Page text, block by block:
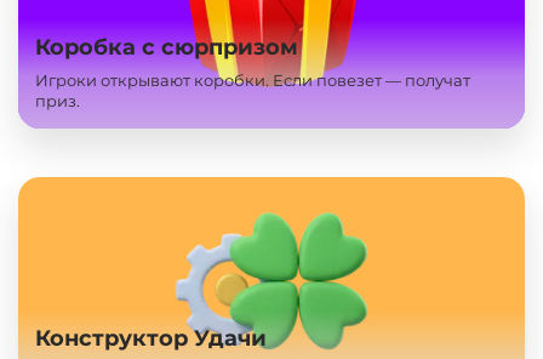
Коробка с сюрпризом
Игроки открывают коробки. Если повезет — получат
приз.
Конструктор Удачи